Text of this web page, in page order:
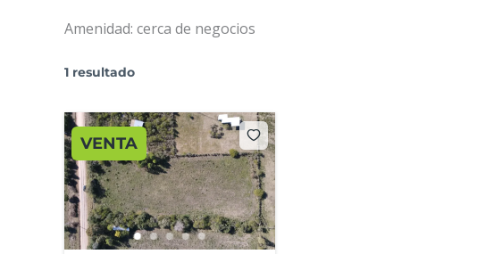
Amenidad: cerca de negocios
1 resultado
VENTA